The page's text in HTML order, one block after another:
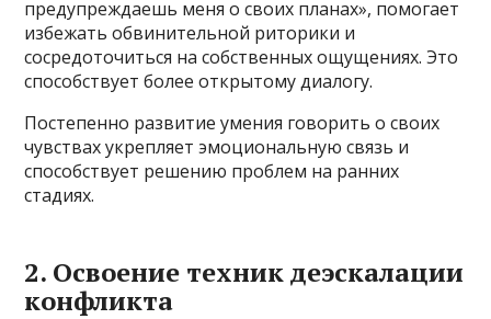
предупреждаешь меня о своих планах», помогает
избежать обвинительной риторики и
сосредоточиться на собственных ощущениях. Это
способствует более открытому диалогу.
Постепенно развитие умения говорить о своих
чувствах укрепляет эмоциональную связь и
способствует решению проблем на ранних
стадиях.
2. Освоение техник деэскалации
конфликта